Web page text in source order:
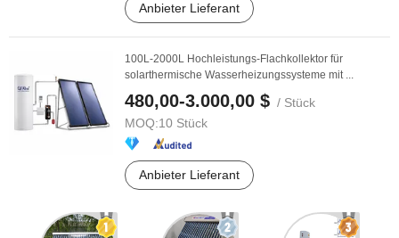
Anbieter Lieferant
100L-2000L Hochleistungs-Flachkollektor für
solarthermische Wasserheizungssysteme mit ...
480,00-3.000,00 $ / Stück
MOQ:10 Stück
Anbieter Lieferant